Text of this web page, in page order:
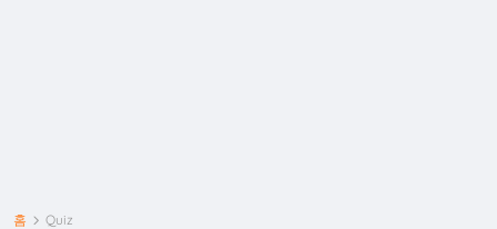
홈 Quiz